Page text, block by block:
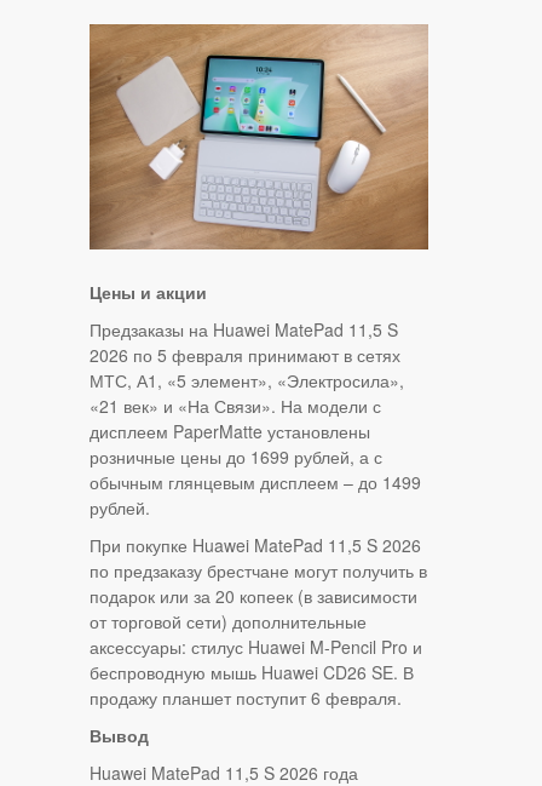
Цены и акции
Предзаказы на Huawei MatePad 11,5 S
2026 по 5 февраля принимают в сетях
МТС, А1, «5 элемент», «Электросила»,
«21 век» и «На Связи». На модели с
дисплеем PaperMatte установлены
розничные цены до 1699 рублей, а с
обычным глянцевым дисплеем – до 1499
рублей.
При покупке Huawei MatePad 11,5 S 2026
по предзаказу брестчане могут получить в
подарок или за 20 копеек (в зависимости
от торговой сети) дополнительные
аксессуары: стилус Huawei M-Pencil Pro и
беспроводную мышь Huawei CD26 SE. В
продажу планшет поступит 6 февраля.
Вывод
Huawei MatePad 11,5 S 2026 года